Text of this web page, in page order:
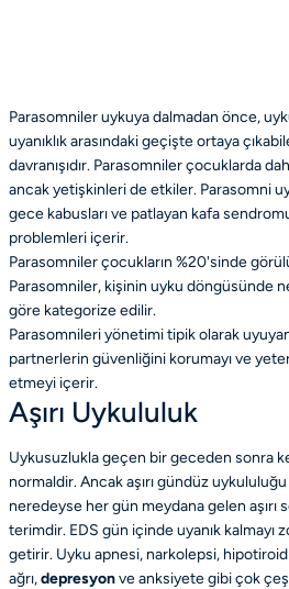
Parasomniler uykuya dalmadan önce,
uyanıklık arasındaki geçişte ortaya
davranışıdır. Parasomniler çocuklarda
ancak yetişkinleri de etkiler. Parasomni
gece kabusları ve patlayan kafa
problemleri içerir.
Parasomniler çocukların %20'sinde
Parasomniler, kişinin uyku döngüsünde
göre kategorize edilir.
Parasomnileri yönetimi tipik olarak
partnerlerin güvenliğini korumayı ve
etmeyi içerir.
Aşırı Uykululuk
Uykusuzlukla geçen bir geceden sonra
normaldir. Ancak aşırı gündüz
neredeyse her gün meydana gelen aşırı
terimdir. EDS gün içinde uyanık kalmayı
getirir. Uyku apnesi, narkolepsi,
ağrı,depresyonve anksiyete gibi çok